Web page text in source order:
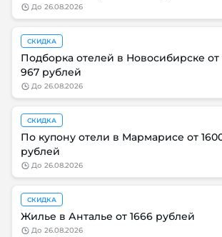
до 26.08.2026
СКИДКА
Подборка отелей в Новосибирске от
967 рублей
до 26.08.2026
СКИДКА
По купону отели в Мармарисе от
рублей
до 26.08.2026
СКИДКА
Жилье в Анталье от 1666 рублей
до 26.08.2026